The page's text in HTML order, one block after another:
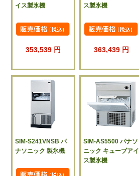
イス製氷機
353,539 円
ス製氷機
363,439 円
SIM-S241VNSB パ
ナソニック 製氷機
SIM-AS5500 パナソ
ニック キューブアイ
ス製氷機